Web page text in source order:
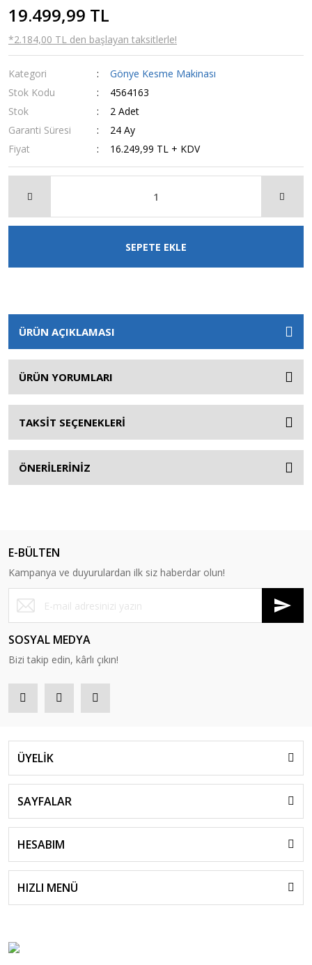
19.499,99 TL
*2.184,00 TL den başlayan taksitlerle!
Kategori
Gönye Kesme Makinası
Stok Kodu
4564163
Stok
2 Adet
Garanti Süresi
24 Ay
Fiyat
16.249,99 TL + KDV
SEPETE EKLE
ÜRÜN AÇIKLAMASI
ÜRÜN YORUMLARI
TAKSİT SEÇENEKLERİ
ÖNERİLERİNİZ
E-BÜLTEN
Kampanya ve duyurulardan ilk siz haberdar olun!
SOSYAL MEDYA
Bizi takip edin, kârlı çıkın!
ÜYELİK
SAYFALAR
HESABIM
HIZLI MENÜ